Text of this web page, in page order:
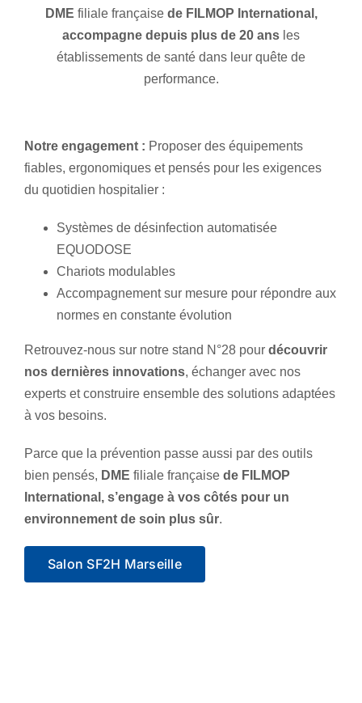
DME filiale françaisede FILMOP International,
accompagne depuis plus de 20 ans les
établissements de santé dans leur quête de
performance.
Notre engagement : Proposer des équipements
fiables, ergonomiques et pensés pour les exigences
du quotidien hospitalier :
Systèmes de désinfection automatisée
EQUODOSE
Chariots modulables
Accompagnement sur mesure pour répondre aux
normes en constante évolution
Retrouvez-nous sur notre stand N°28 pour découvrir
nos dernières innovations, échanger avec nos
experts et construire ensemble des solutions adaptées
à vos besoins.
Parce que la prévention passe aussi par des outils
bien pensés, DME filiale françaisede FILMOP
International, s’engage à vos côtés pour un
environnement de soin plus sûr.
Salon SF2H Marseille